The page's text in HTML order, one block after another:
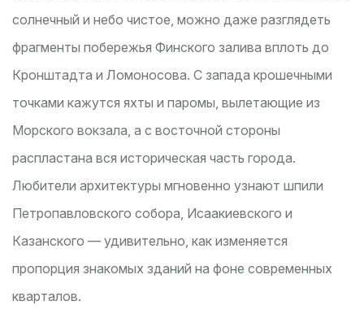
солнечный и небо чистое, можно даже разглядеть
фрагменты побережья Финского залива вплоть до
Кронштадта и Ломоносова. С запада крошечными
точками кажутся яхты и паромы, вылетающие из
Морского вокзала, а с восточной стороны
распластана вся историческая часть города.
Любители архитектуры мгновенно узнают шпили
Петропавловского собора, Исаакиевского и
Казанского — удивительно, как изменяется
пропорция знакомых зданий на фоне современных
кварталов.